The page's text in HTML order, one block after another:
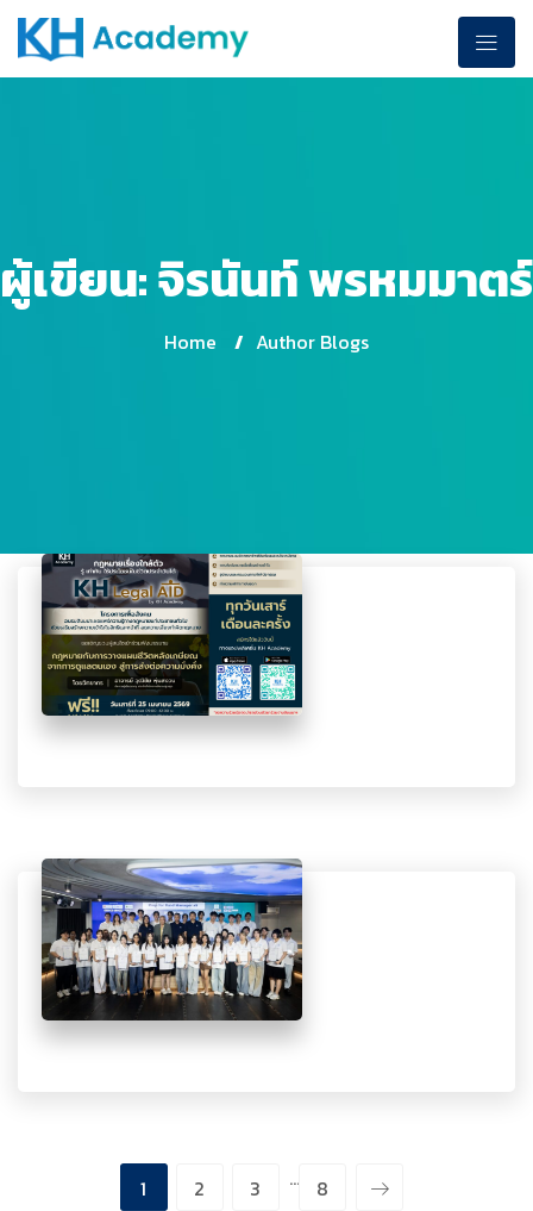
ผู้เขียน:จิรนันท์ พรหมมาตร์
Home / Author Blogs
1 2 3 … 8